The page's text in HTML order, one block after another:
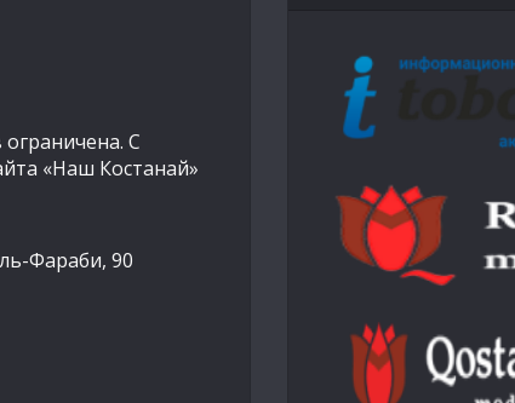
С
«Наш Костанай»
Фараби, 90